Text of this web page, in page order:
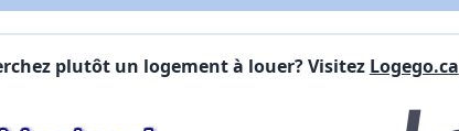
plutôt un logement à louer? Visitez Logego.ca